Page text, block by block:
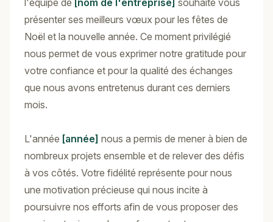
l'équipe de [nom de l'entreprise] souhaite vous
présenter ses meilleurs vœux pour les fêtes de
Noël et la nouvelle année. Ce moment privilégié
nous permet de vous exprimer notre gratitude pour
votre confiance et pour la qualité des échanges
que nous avons entretenus durant ces derniers
mois.
L'année [année] nous a permis de mener à bien de
nombreux projets ensemble et de relever des défis
à vos côtés. Votre fidélité représente pour nous
une motivation précieuse qui nous incite à
poursuivre nos efforts afin de vous proposer des